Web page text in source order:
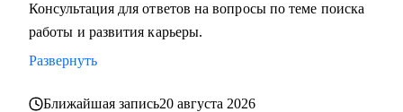
Консультация для ответов на вопросы по теме поиска
работы и развития карьеры.
Развернуть
Ближайшая запись20 августа 2026